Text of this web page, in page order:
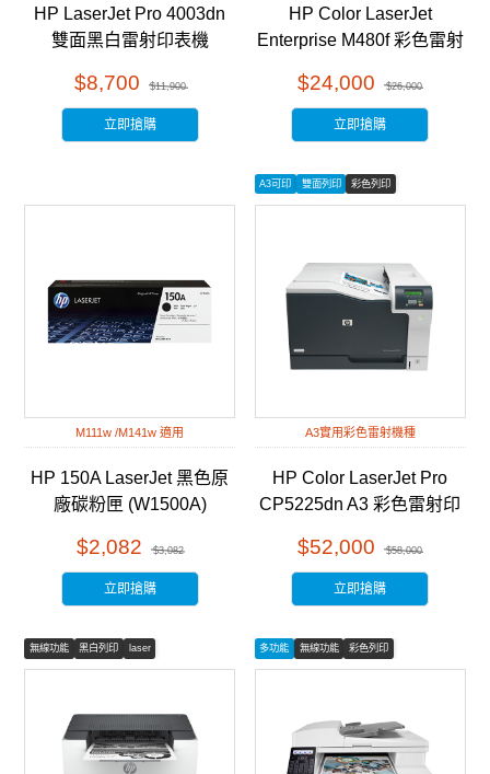
HP LaserJet Pro 4003dn
雙面黑白雷射印表機
$8,700 $11,900
立即搶購
HP Color LaserJet
Enterprise M480f 彩色雷射
$24,000 $26,000
立即搶購
M111w /M141w 適用
HP 150A LaserJet 黑色原
廠碳粉匣 (W1500A)
$2,082 $3,082
立即搶購
A3可印 雙面列印 彩色列印
A3實用彩色雷射機種
HP Color LaserJet Pro
CP5225dn A3 彩色雷射印
$52,000 $58,000
立即搶購
無線功能 黑白列印 laser 多功能 無線功能 彩色列印